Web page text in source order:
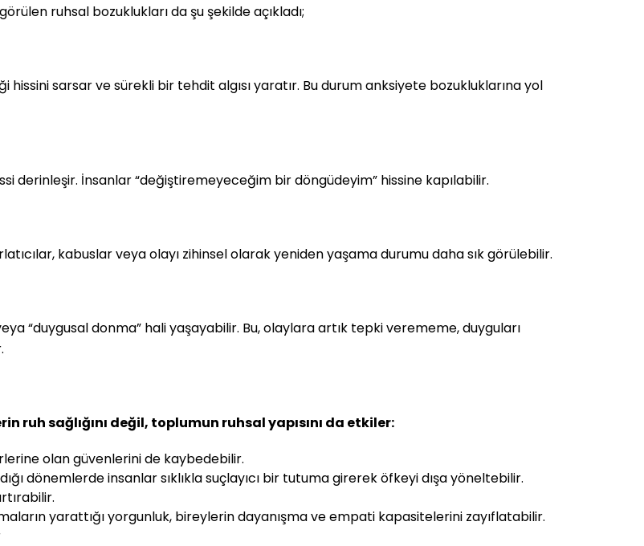
ruhsal bozuklukları da şu şekilde açıkladı;
sarsar ve sürekli bir tehdit algısı yaratır. Bu durum anksiyete bozukluklarına yol
derinleşir. İnsanlar “değiştiremeyeceğim bir döngüdeyim” hissine kapılabilir.
kabuslar veya olayı zihinsel olarak yeniden yaşama durumu daha sık görülebilir.
“duygusal donma” hali yaşayabilir. Bu, olaylara artık tepki verememe, duyguları
sağlığını değil, toplumun ruhsal yapısını da etkiler:
olan güvenlerini de kaybedebilir.
dönemlerde insanlar sıklıkla suçlayıcı bir tutuma girerek öfkeyi dışa yöneltebilir.
yarattığı yorgunluk, bireylerin dayanışma ve empati kapasitelerini zayıflatabilir.